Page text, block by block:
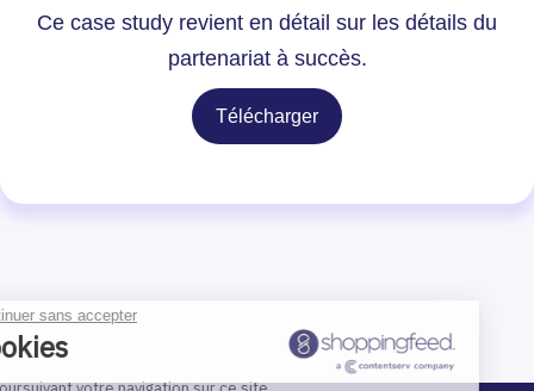
Continuer sans accepter
Cookies
Ce case study revient en détail sur les détails du
partenariat à succès.
Télécharger